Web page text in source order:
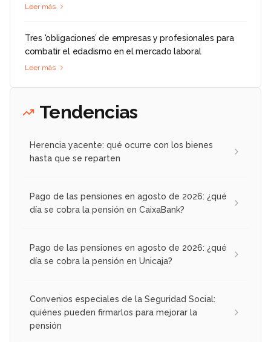
Leer más
Tres 'obligaciones’ de empresas y profesionales para
combatir el edadismo en el mercado laboral
Leer más
Tendencias
Herencia yacente: qué ocurre con los bienes
hasta que se reparten
Pago de las pensiones en agosto de 2026: ¿qué
día se cobra la pensión en CaixaBank?
Pago de las pensiones en agosto de 2026: ¿qué
día se cobra la pensión en Unicaja?
Convenios especiales de la Seguridad Social:
quiénes pueden firmarlos para mejorar la
pensión